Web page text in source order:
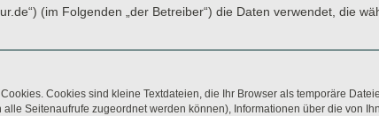
(im Folgenden „der Betreiber“) die Daten verwendet, die
Cookies sind kleine Textdateien, die Ihr Browser als temporäre
Seitenaufrufe zugeordnet werden können), Informationen über die von